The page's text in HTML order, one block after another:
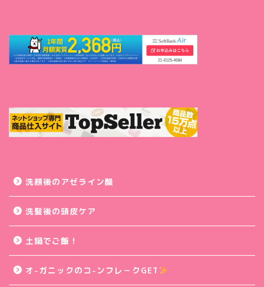
洗顔後のアゼライン酸
洗髪後の頭皮ケア
土鍋でご飯！
オ-ガニックのコ-ンフレ－クGET